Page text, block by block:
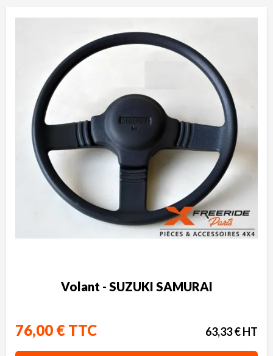
Volant - SUZUKI SAMURAI
76,00 € TTC 63,33 € HT